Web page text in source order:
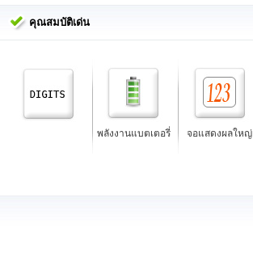
คุณสมบัติเด่น
พลังงานแบตเตอรี่ จอแสดงผลใหญ่